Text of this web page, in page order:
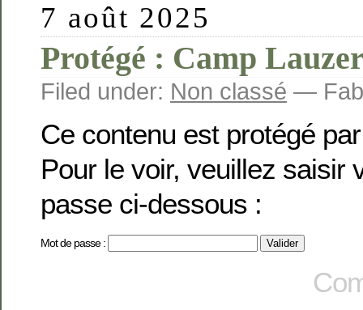
7 août 2025
Protégé : Camp
Filed under: Non classé —
Ce contenu est protégé
Pour le voir, veuillez saisir
passe ci-dessous :
Mot de passe :